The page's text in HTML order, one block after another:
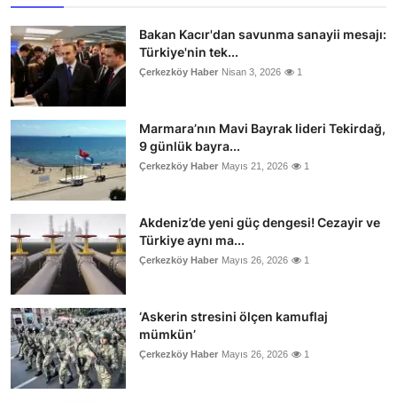
Bakan Kacır'dan savunma sanayii mesajı:
Türkiye'nin tek...
Çerkezköy Haber Nisan 3, 2026 1
Marmara’nın Mavi Bayrak lideri Tekirdağ,
9 günlük bayra...
Çerkezköy Haber Mayıs 21, 2026 1
Akdeniz’de yeni güç dengesi! Cezayir ve
Türkiye aynı ma...
Çerkezköy Haber Mayıs 26, 2026 1
‘Askerin stresini ölçen kamuflaj
mümkün’
Çerkezköy Haber Mayıs 26, 2026 1